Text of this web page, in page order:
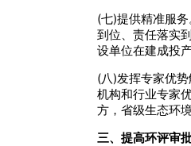
(七)提供精准服
到位、责任落实
设单位在建成投
(八)发挥专家优
机构和行业专家
方，省级生态环
三、提高环评审